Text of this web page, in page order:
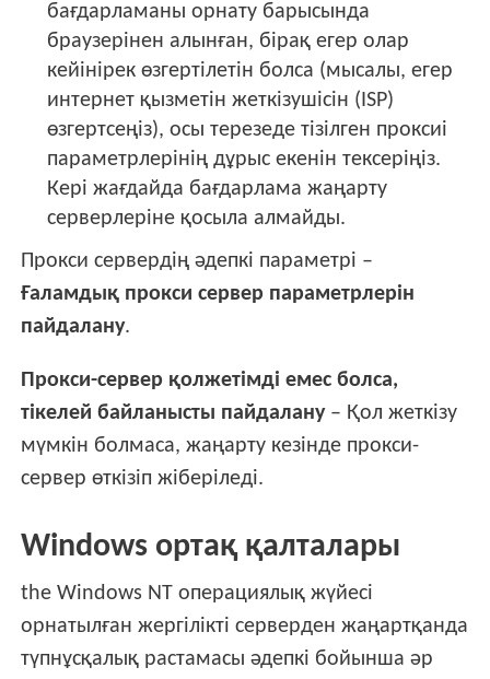
бағдарламаны орнату барысында
браузерінен алынған, бірақ егер олар
кейінірек өзгертілетін болса (мысалы, егер
интернет қызметін жеткізушісін (ISP)
өзгертсеңіз), осы терезеде тізілген проксиі
параметрлерінің дұрыс екенін тексеріңіз.
Кері жағдайда бағдарлама жаңарту
серверлеріне қосыла алмайды.
Прокси сервердің әдепкі параметрі –
Ғаламдық прокси сервер параметрлерін
пайдалану.
Прокси-сервер қолжетімді емес болса,
тікелей байланысты пайдалану– Қол жеткізу
мүмкін болмаса, жаңарту кезінде прокси-
сервер өткізіп жіберіледі.
Windows ортақ қалталары
the Windows NT операциялық жүйесі
орнатылған жергілікті серверден жаңартқанда
түпнұсқалық растамасы әдепкі бойынша әр